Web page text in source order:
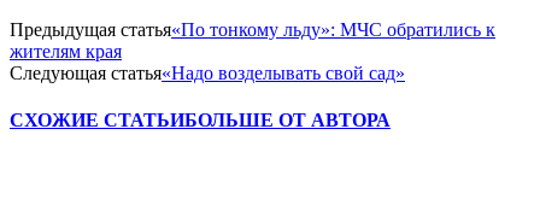
Предыдущая статья«По тонкому льду»: МЧС обратились к
жителям края
Следующая статья«Надо возделывать свой сад»
СХОЖИЕ СТАТЬИБОЛЬШЕ ОТ АВТОРА